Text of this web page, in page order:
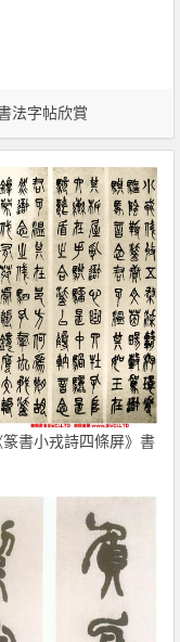
法字帖欣賞
書小戎詩四條屏》書